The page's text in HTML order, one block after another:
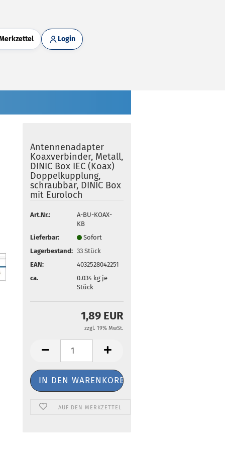
Login
Antennenadapter
Koaxverbinder, Metall,
DINIC Box IEC (Koax)
Doppelkupplung,
schraubbar, DINIC Box
mit Euroloch
Art.Nr.:
A-BU-KOAX-
KB
Lieferbar:
Sofort
Lagerbestand: 33 Stück
EAN:
4032528042251
ca.
0.034kg je
Stück
1,89 EUR
zzgl. 19% MwSt.
AUF DEN MERKZETTEL